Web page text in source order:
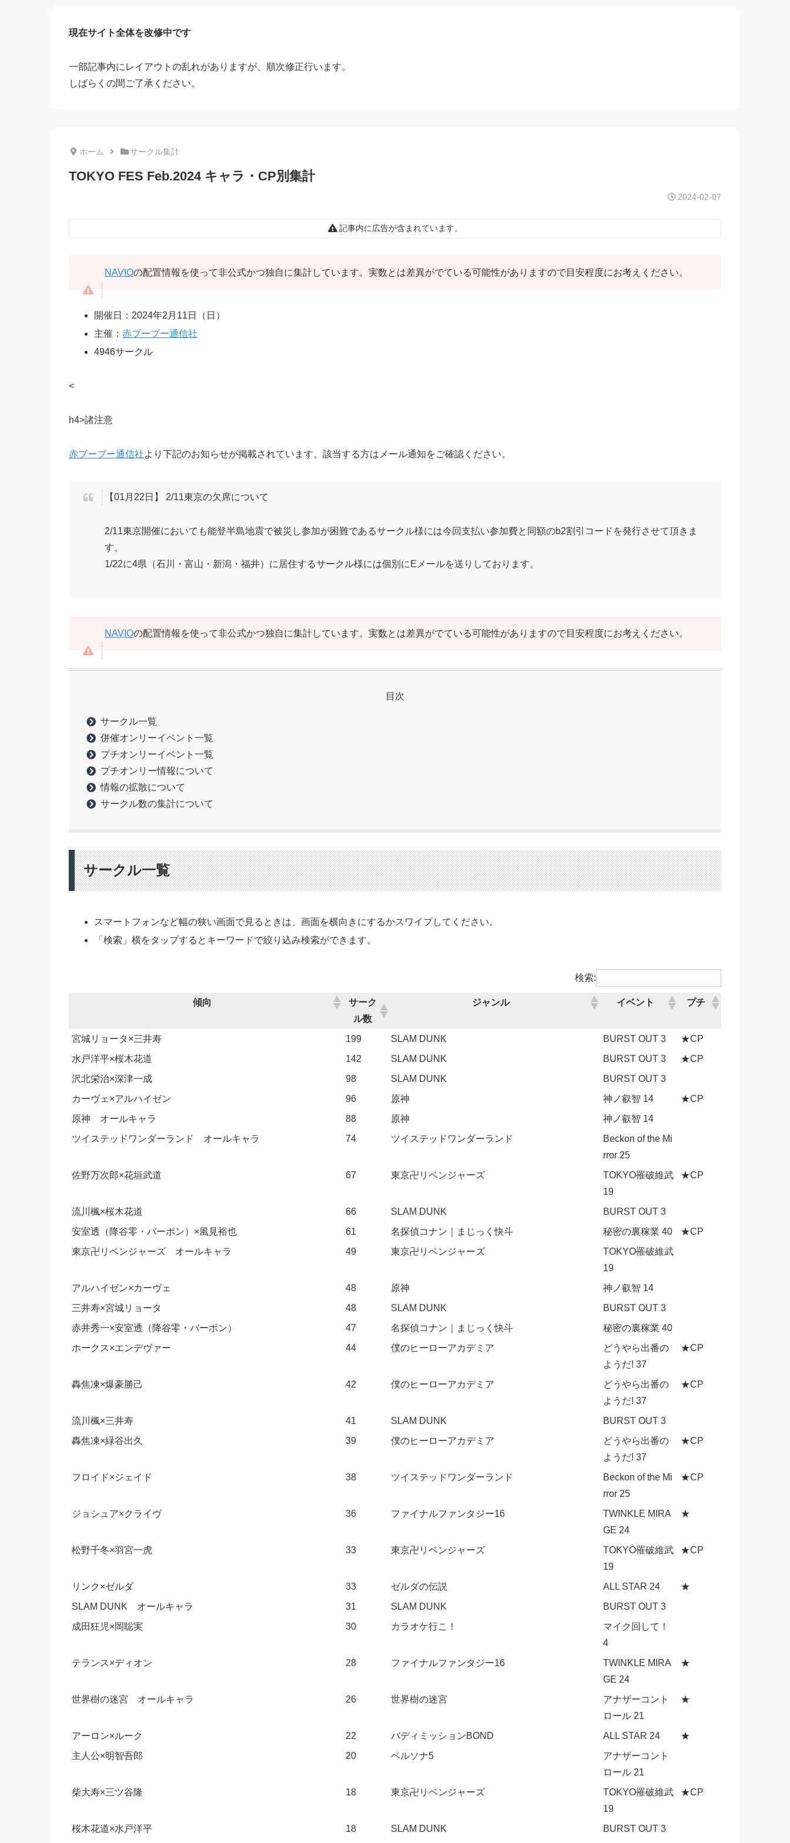
現在サイト全体を改修中です
一部記事内にレイアウトの乱れがありますが、順次修正行います。
しばらくの間ご了承ください。
ホーム サークル集計
TOKYO FES Feb.2024 キャラ・CP別集計
2024-02-07
記事内に広告が含まれています。
NAVIOの配置情報を使って非公式かつ独自に集計しています。実数とは差異がでている可能性がありますので目安程度にお考えください。
開催日：2024年2月11日（日）
主催：赤ブーブー通信社
4946サークル
<
h4>諸注意
赤ブーブー通信社より下記のお知らせが掲載されています。該当する方はメール通知をご確認ください。
【01月22日】 2/11東京の欠席について
2/11東京開催においても能登半島地震で被災し参加が困難であるサークル様には今回支払い参加費と同額のb2割引コードを発行させて頂きま
す。
1/22に4県（石川・富山・新潟・福井）に居住するサークル様には個別にEメールを送りしております。
NAVIOの配置情報を使って非公式かつ独自に集計しています。実数とは差異がでている可能性がありますので目安程度にお考えください。
目次
サークル一覧
併催オンリーイベント一覧
プチオンリーイベント一覧
プチオンリー情報について
情報の拡散について
サークル数の集計について
サークル一覧
スマートフォンなど幅の狭い画面で見るときは、画面を横向きにするかスワイプしてください。
「検索」横をタップするとキーワードで絞り込み検索ができます。
検索:
傾向
サーク
ル数
ジャンル イベント プチ
宮城リョータ×三井寿 199 SLAM DUNK BURST OUT 3
★CP
水戸洋平×桜木花道
142 SLAM DUNK BURST OUT 3
★CP
沢北栄治×深津一成
98 SLAM DUNK
BURST OUT 3
カーヴェ×アルハイゼン
96 原神 神ノ叡智 14
★CP
原神 オールキャラ
88 原神
神ノ叡智 14
ツイステッドワンダーランド オールキャラ
74 ツイステッドワンダーランド
Beckon of the Mi
rror 25
佐野万次郎×花垣武道
67 東京卍リベンジャーズ
TOKYO罹破維武
19
★CP
流川楓×桜木花道 66 SLAM DUNK
BURST OUT 3
安室透（降谷零・バーボン）×風見裕也
61 名探偵コナン｜まじっく快斗 秘密の裏稼業 40
★CP
東京卍リベンジャーズ オールキャラ
49 東京卍リベンジャーズ
TOKYO罹破維武
19
アルハイゼン×カーヴェ
48 原神
神ノ叡智 14
三井寿×宮城リョータ
48 SLAM DUNK
BURST OUT 3
赤井秀一×安室透（降谷零・バーボン）
47 名探偵コナン｜まじっく快斗
秘密の裏稼業 40
ホークス×エンデヴァー
44 僕のヒーローアカデミア
どうやら出番の
ようだ! 37
★CP
轟焦凍×爆豪勝己 42 僕のヒーローアカデミア
どうやら出番の
ようだ! 37
★CP
流川楓×三井寿 41 SLAM DUNK
BURST OUT 3
轟焦凍×緑谷出久
39 僕のヒーローアカデミア
どうやら出番の
ようだ! 37
★CP
フロイド×ジェイド 38 ツイステッドワンダーランド
Beckon of the Mi
rror 25
★CP
ジョシュア×クライヴ 36 ファイナルファンタジー16
TWINKLE MIRA
GE 24
★
松野千冬×羽宮一虎 33 東京卍リベンジャーズ
TOKYO罹破維武
19
★CP
リンク×ゼルダ 33 ゼルダの伝説 ALL STAR 24
★
SLAM DUNK オールキャラ
31 SLAM DUNK
BURST OUT 3
成田狂児×岡聡実
30 カラオケ行こ！
マイク回して！
4
テランス×ディオン
28 ファイナルファンタジー16
TWINKLE MIRA
GE 24
★
世界樹の迷宮 オールキャラ 26 世界樹の迷宮
アナザーコント
ロール 21
★
アーロン×ルーク 22 バディミッションBOND ALL STAR 24
★
主人公×明智吾郎
20 ペルソナ5
アナザーコント
ロール 21
柴大寿×三ツ谷隆
18 東京卍リベンジャーズ
TOKYO罹破維武
19
★CP
桜木花道×水戸洋平 18 SLAM DUNK BURST OUT 3